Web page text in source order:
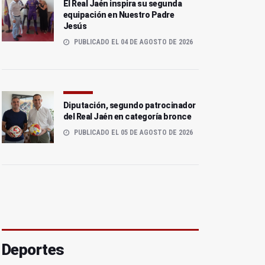
El Real Jaén inspira su segunda
equipación en Nuestro Padre
Jesús
PUBLICADO EL 04 DE AGOSTO DE 2026
Diputación, segundo patrocinador
del Real Jaén en categoría bronce
PUBLICADO EL 05 DE AGOSTO DE 2026
Deportes